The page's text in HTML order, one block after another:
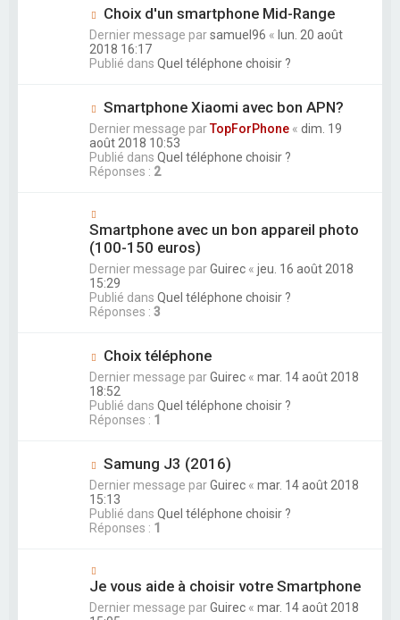
Choix d'un smartphone Mid-Range
Dernier message parsamuel96 « lun. 20 août
2018 16:17
Publié dans Quel téléphone choisir ?
Smartphone Xiaomi avec bon APN?
Dernier message parTopForPhone « dim. 19
août 2018 10:53
Publié dans Quel téléphone choisir ?
Réponses : 2
Smartphone avec un bon appareil photo
(100-150 euros)
Dernier message parGuirec « jeu. 16 août 2018
15:29
Publié dans Quel téléphone choisir ?
Réponses : 3
Choix téléphone
Dernier message parGuirec « mar. 14 août 2018
18:52
Publié dans Quel téléphone choisir ?
Réponses : 1
Samung J3 (2016)
Dernier message parGuirec « mar. 14 août 2018
15:13
Publié dans Quel téléphone choisir ?
Réponses : 1
Je vous aide à choisir votre Smartphone
Dernier message parGuirec « mar. 14 août 2018